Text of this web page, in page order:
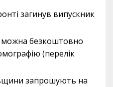
загинув випускник
безкоштовно
(перелік
запрошують на